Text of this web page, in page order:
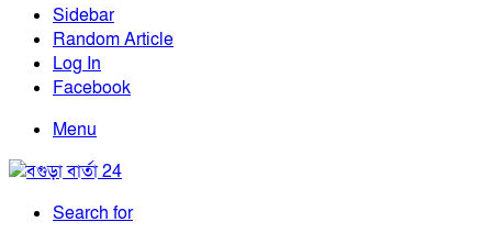
Sidebar
Random Article
Log In
Facebook
Menu
Search for